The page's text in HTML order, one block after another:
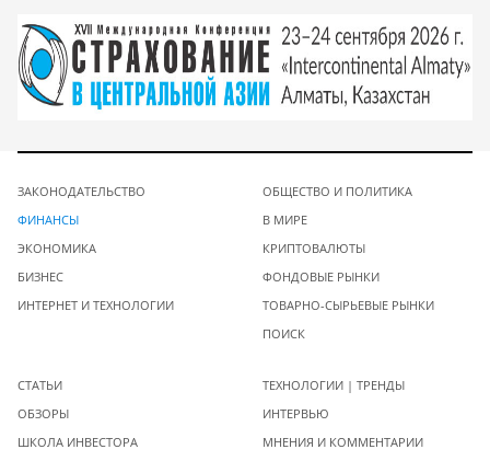
ЗАКОНОДАТЕЛЬСТВО
ФИНАНСЫ
ЭКОНОМИКА
БИЗНЕС
ИНТЕРНЕТ И ТЕХНОЛОГИИ
ОБЩЕСТВО И ПОЛИТИКА
В МИРЕ
КРИПТОВАЛЮТЫ
ФОНДОВЫЕ РЫНКИ
ТОВАРНО-СЫРЬЕВЫЕ РЫНКИ
ПОИСК
СТАТЬИ
ОБЗОРЫ
ШКОЛА ИНВЕСТОРА
ТЕХНОЛОГИИ | ТРЕНДЫ
ИНТЕРВЬЮ
МНЕНИЯ И КОММЕНТАРИИ